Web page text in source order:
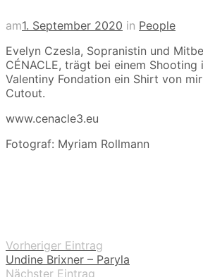
am1. September 2020 in People
Evelyn Czesla, Sopranistin und
CÉNACLE, trägt bei einem Shooting
Valentiny Fondation ein Shirt von
Cutout.
www.cenacle3.eu
Fotograf: Myriam Rollmann
Vorheriger Eintrag
Undine Brixner – Paryla
Nächster Eintrag